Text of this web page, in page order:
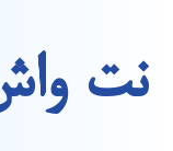
نت